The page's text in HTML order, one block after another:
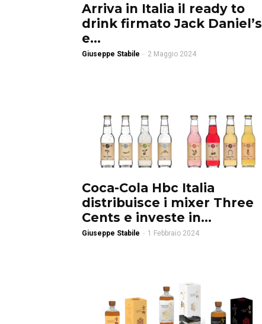
Arriva in Italia il ready to
drink firmato Jack Daniel’s
e...
Giuseppe Stabile - 2 Maggio 2024
Coca-Cola Hbc Italia
distribuisce i mixer Three
Cents e investe in...
Giuseppe Stabile - 1 Febbraio 2024